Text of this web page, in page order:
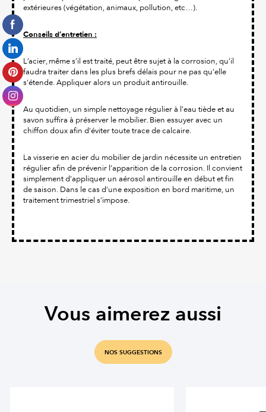
extérieures (végétation, animaux, pollution, etc…).
Conseils d’entretien :
L’acier, même s’il est traité, peut être sujet à la corrosion, qu’il
faudra traiter dans les plus brefs délais pour ne pas qu’elle
s’étende. Appliquer alors un produit antirouille.
Au quotidien, un simple nettoyage régulier à l’eau tiède et au
savon suffira à préserver le mobilier. Bien essuyer avec un
chiffon doux afin d’éviter toute trace de calcaire.
La visserie en acier du mobilier de jardin nécessite un entretien
régulier afin de prévenir l’apparition de la corrosion. Il convient
simplement d’appliquer un aérosol antirouille en début et fin
de saison. Dans le cas d’une exposition en bord maritime, un
traitement trimestriel s’impose.
Vous aimerez aussi
NOS SUGGESTIONS